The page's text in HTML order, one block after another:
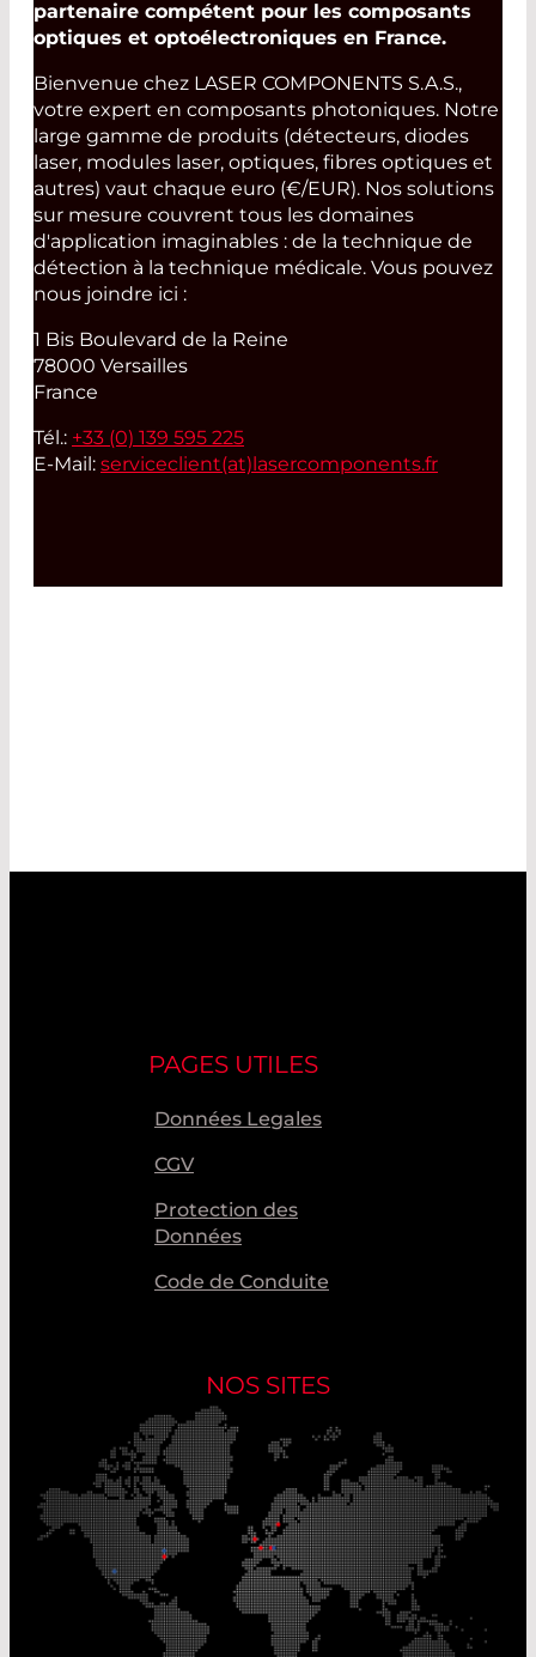
partenaire compétent pour les composants
optiques et optoélectroniques en France.
Bienvenue chez LASER COMPONENTS S.A.S.,
votre expert en composants photoniques. Notre
large gamme de produits (détecteurs, diodes
laser, modules laser, optiques, fibres optiques et
autres) vaut chaque euro (€/EUR). Nos solutions
sur mesure couvrent tous les domaines
d'application imaginables : de la technique de
détection à la technique médicale. Vous pouvez
nous joindre ici :
1 Bis Boulevard de la Reine
78000 Versailles
France
Tél.: +33 (0) 139 595 225
E-Mail: serviceclient(at)lasercomponents.fr
PAGES UTILES
Données Legales
CGV
Protection des
Données
Code de Conduite
NOS SITES